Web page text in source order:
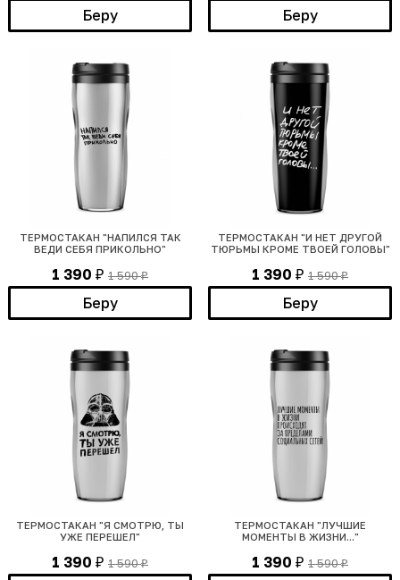
Беру Беру
ТЕРМОСТАКАН "НАПИЛСЯ ТАК
ВЕДИ СЕБЯ ПРИКОЛЬНО"
1 390 ₽ 1 590₽
Беру
ТЕРМОСТАКАН "И НЕТ ДРУГОЙ
ТЮРЬМЫ КРОМЕ ТВОЕЙ ГОЛОВЫ"
1 390 ₽ 1 590₽
Беру
ТЕРМОСТАКАН "Я СМОТРЮ, ТЫ
УЖЕ ПЕРЕШЕЛ"
1 390 ₽ 1 590₽
ТЕРМОСТАКАН "ЛУЧШИЕ
МОМЕНТЫ В ЖИЗНИ..."
1 390 ₽ 1 590₽